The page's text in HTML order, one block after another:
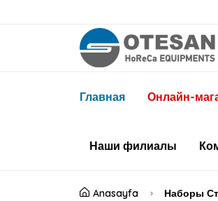
Главная Онлайн-
Наши филиалы
Anasayfa Наборы